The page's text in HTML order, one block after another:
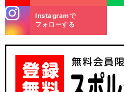
m
Instagramで
フォローする